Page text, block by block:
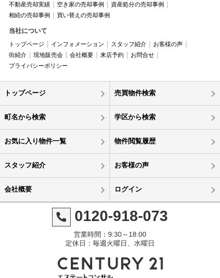
不動産売却実績 空き家の売却事例
資産処分の売却事例
相続の売却事例
買い替えの売却事例
当社について
トップページ インフォメーション スタッフ紹介
お客様の声
街紹介
現地販売会 会社概要 来店予約
お問合せ
プライバシーポリシー
トップページ 売買物件検索
町名から検索 学区から検索
お気に入り物件一覧 物件閲覧履歴
スタッフ紹介 お客様の声
会社概要 ログイン
0120-918-073
営業時間：9:30～18:00
定休日：毎週火曜日、水曜日